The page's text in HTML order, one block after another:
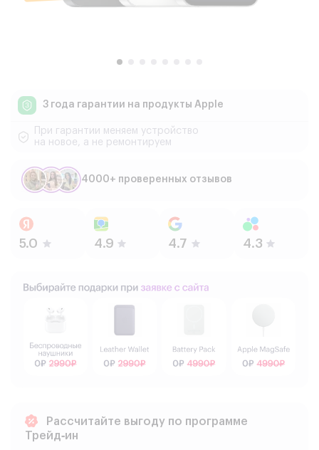
3 года гарантии на продукты Apple
При гарантии меняем устройство
на новое, а не ремонтируем
4000+ проверенных отзывов
Рассчитайте выгоду по программе
Трейд‑ин